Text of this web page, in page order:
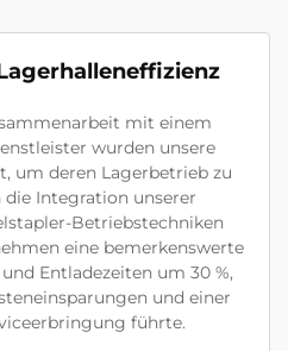
mit einem
wurden unsere
um deren Lagerbetrieb zu
Integration unserer
Betriebstechniken
eine bemerkenswerte
Entladezeiten um 30 %,
und einer
führte.